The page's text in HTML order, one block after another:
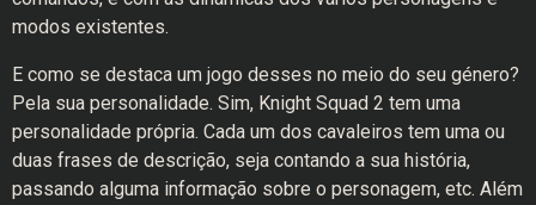
modos existentes.
E como se destaca um jogo desses no meio do seu género?
Pela sua personalidade. Sim, Knight Squad 2 tem uma
personalidade própria. Cada um dos cavaleiros tem uma ou
duas frases de descrição, seja contando a sua história,
passando alguma informação sobre o personagem, etc. Além